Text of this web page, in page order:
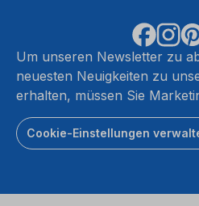
Um unseren Newsletter zu
neuesten Neuigkeiten zu
erhalten, müssen Sie
Cookie-Einstellungen